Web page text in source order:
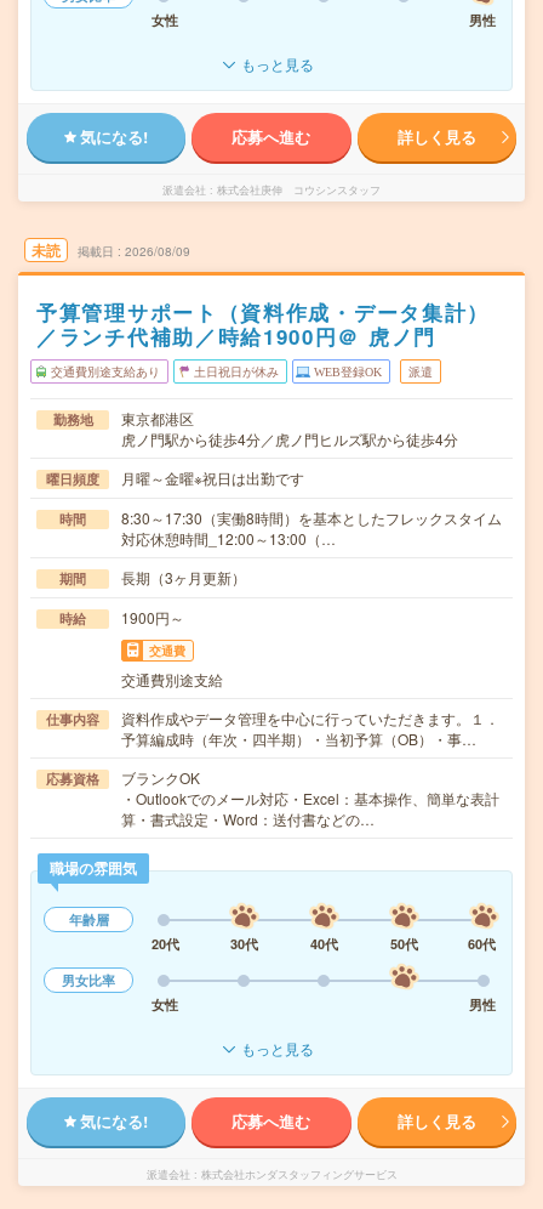
女性
男性
もっと見る
気になる! 応募へ進む 詳しく見る
派遣会社 株式会社庚伸 コウシンスタッフ
未読 掲載日 2026/08/09
予算管理サポート（資料作成・データ集計）
／ランチ代補助／時給1900円＠ 虎ノ門
交通費別途支給あり 土日祝日が休み WEB登録OK 派遣
勤務地
東京都港区
虎ノ門駅から徒歩4分／虎ノ門ヒルズ駅から徒歩4分
曜日頻度 月曜～金曜※祝日は出勤です
時間
8:30～17:30（実働8時間）を基本としたフレックスタイム
対応休憩時間_12:00～13:00（…
期間 長期（3ヶ月更新）
時給 1900円～
交通費
交通費別途支給
仕事内容
資料作成やデータ管理を中心に行っていただきます。１．
予算編成時（年次・四半期）・当初予算（OB）・事…
応募資格
ブランクOK
・Outlookでのメール対応・Excel：基本操作、簡単な表計
算・書式設定・Word：送付書などの…
職場の雰囲気
年齢層
20代
30代 40代 50代
60代
男女比率
女性
男性
もっと見る
気になる! 応募へ進む 詳しく見る
派遣会社 株式会社ホンダスタッフィングサービス